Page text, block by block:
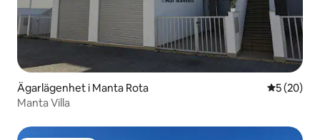
Ägarlägenhet i Manta Rota 5 av 5 i
5 (20)
Manta Villa